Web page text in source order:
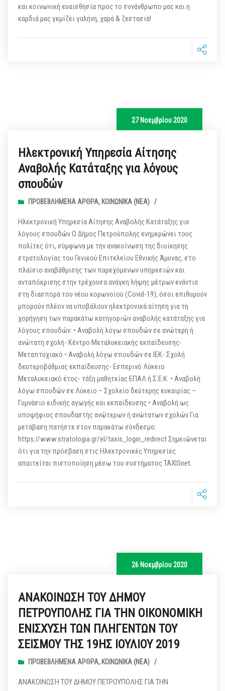
και κοινωνική ευαισθησία προς το συνάνθρωπο μας και η
καρδιά μας γεμίζει γαλήνη, χαρά & ζεστασιά!
27 Νοεμβρίου 2020
Ηλεκτρονική Υπηρεσία Αίτησης
Αναβολής Κατάταξης για λόγους
σπουδών
ΠΡΟΒΕΒΛΗΜΈΝΑ ΆΡΘΡΑ, ΚΟΙΝΩΝΙΚΆ (ΝΕΑ) /
Ηλεκτρονική Υπηρεσία Αίτησης Αναβολής Κατάταξης για
λόγους σπουδών Ο Δήμος Πετρούπολης ενημερώνει τους
πολίτες ότι, σύμφωνα με την ανακοίνωση της διοίκησης
στρατολογίας του Γενικού Επιτελείου Εθνικής Άμυνας, στο
πλαίσιο αναβάθμισης των παρεχόμενων υπηρεσιών και
ανταπόκρισης στην τρέχουσα ανάγκη λήψης μέτρων ενάντια
στη διασπορά του νέου κορωνοϊού (Covid-19), όσοι επιθυμούν
μπορούν πλέον να υποβάλουν ηλεκτρονικά αίτηση για τη
χορήγηση των παρακάτω κατηγοριών αναβολής κατάταξης για
λόγους σπουδών: • Αναβολή λόγω σπουδών σε ανώτερη ή
ανώτατη σχολή- Κέντρο Μεταλυκειακής εκπαίδευσης-
Μεταπτυχιακό • Αναβολή λόγω σπουδών σε ΙΕΚ- Σχολή
δευτεροβάθμιας εκπαίδευσης- Εσπερινό Λύκειο
Μεταλυκειακό έτος- τάξη μαθητείας ΕΠΑΛ ή Σ.Ε.Κ. • Αναβολή
λόγω σπουδών σε Λύκειο – Σχολείο δεύτερης ευκαιρίας –
Γυμνάσιο ειδικής αγωγής και εκπαίδευσης • Αναβολή ως
υποψήφιος σπουδαστής ανώτερων ή ανώτατων σχολών Για
μετάβαση πατήστε στον παρακάτω σύνδεσμο:
https://www.stratologia.gr/el/taxis_login_redirect Σημειώνεται
ότι για την πρόσβαση στις Ηλεκτρονικές Υπηρεσίες
απαιτείται πιστοποίηση μέσω του συστήματος TAXISnet.
26 Νοεμβρίου 2020
ΑΝΑΚΟΙΝΩΣΗ ΤΟΥ ΔΗΜΟΥ
ΠΕΤΡΟΥΠΟΛΗΣ ΓΙΑ ΤΗΝ ΟΙΚΟΝΟΜΙΚΗ
ΕΝΙΣΧΥΣΗ ΤΩΝ ΠΛΗΓΕΝΤΩΝ ΤΟΥ
ΣΕΙΣΜΟΥ ΤΗΣ 19ΗΣ ΙΟΥΛΙΟΥ 2019
ΠΡΟΒΕΒΛΗΜΈΝΑ ΆΡΘΡΑ, ΚΟΙΝΩΝΙΚΆ (ΝΕΑ) /
ΑΝΑΚΟΙΝΩΣΗ ΤΟΥ ΔΗΜΟΥ ΠΕΤΡΟΥΠΟΛΗΣ ΓΙΑ ΤΗΝ